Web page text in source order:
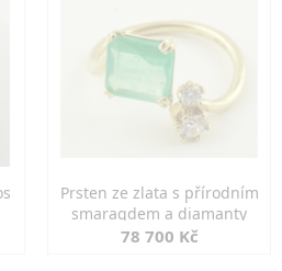
Prsten ze zlata s přírodním
smaragdem a diamanty
78 700 Kč